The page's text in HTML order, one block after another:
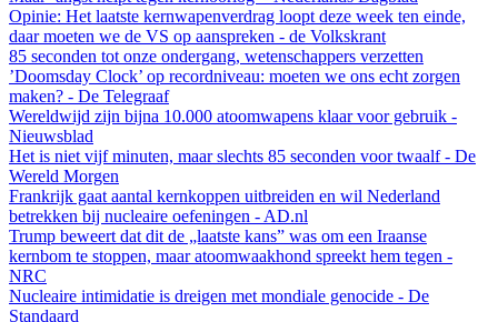
Opinie: Het laatste kernwapenverdrag loopt deze week ten einde,
daar moeten we de VS op aanspreken - de Volkskrant
85 seconden tot onze ondergang, wetenschappers verzetten
’Doomsday Clock’ op recordniveau: moeten we ons echt zorgen
maken? - De Telegraaf
Wereldwijd zijn bijna 10.000 atoomwapens klaar voor gebruik -
Nieuwsblad
Het is niet vijf minuten, maar slechts 85 seconden voor twaalf - De
Wereld Morgen
Frankrijk gaat aantal kernkoppen uitbreiden en wil Nederland
betrekken bij nucleaire oefeningen - AD.nl
Trump beweert dat dit de „laatste kans” was om een Iraanse
kernbom te stoppen, maar atoomwaakhond spreekt hem tegen -
NRC
Nucleaire intimidatie is dreigen met mondiale genocide - De
Standaard